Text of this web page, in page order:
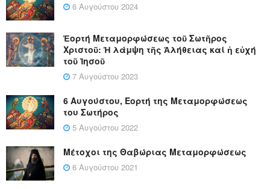
6 Αυγούστου 2024
Ἑορτή Μεταμορφώσεως τοῦ Σωτῆρος
Χριστοῦ: Ἡ λάμψη τῆς Ἀλήθειας καί ἡ εὐχή
τοῦ Ἰησοῦ
7 Αυγούστου 2023
6 Αυγούστου, Εορτή της Μεταμορφώσεως
του Σωτήρος
5 Αυγούστου 2022
Μέτοχοι της Θαβώριας Μεταμορφώσεως
6 Αυγούστου 2021